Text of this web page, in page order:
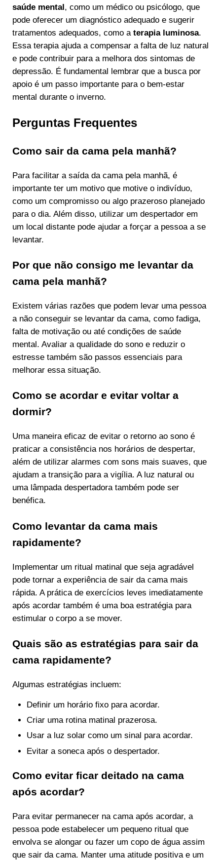
saúde mental , como um médico ou psicólogo, que
pode oferecer um diagnóstico adequado e sugerir
tratamentos adequados, como a terapia luminosa.
Essa terapia ajuda a compensar a falta de luz natural
e pode contribuir para a melhora dos sintomas de
depressão. É fundamental lembrar que a busca por
apoio é um passo importante para o bem-estar
mental durante o inverno.
Perguntas Frequentes
Como sair da cama pela manhã?
Para facilitar a saída da cama pela manhã, é
importante ter um motivo que motive o indivíduo,
como um compromisso ou algo prazeroso planejado
para o dia. Além disso, utilizar um despertador em
um local distante pode ajudar a forçar a pessoa a se
levantar.
Por que não consigo me levantar da
cama pela manhã?
Existem várias razões que podem levar uma pessoa
a não conseguir se levantar da cama, como fadiga,
falta de motivação ou até condições de saúde
mental. Avaliar a qualidade do sono e reduzir o
estresse também são passos essenciais para
melhorar essa situação.
Como se acordar e evitar voltar a
dormir?
Uma maneira eficaz de evitar o retorno ao sono é
praticar a consistência nos horários de despertar,
além de utilizar alarmes com sons mais suaves, que
ajudam a transição para a vigília. A luz natural ou
uma lâmpada despertadora também pode ser
benéfica.
Como levantar da cama mais
rapidamente?
Implementar um ritual matinal que seja agradável
pode tornar a experiência de sair da cama mais
rápida. A prática de exercícios leves imediatamente
após acordar também é uma boa estratégia para
estimular o corpo a se mover.
Quais são as estratégias para sair da
cama rapidamente?
Algumas estratégias incluem:
Definir um horário fixo para acordar.
Criar uma rotina matinal prazerosa.
Usar a luz solar como um sinal para acordar.
Evitar a soneca após o despertador.
Como evitar ficar deitado na cama
após acordar?
Para evitar permanecer na cama após acordar, a
pessoa pode estabelecer um pequeno ritual que
envolva se alongar ou fazer um copo de água assim
que sair da cama. Manter uma atitude positiva e um